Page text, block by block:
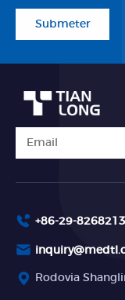
Submeter
+86-29-
Rodovia